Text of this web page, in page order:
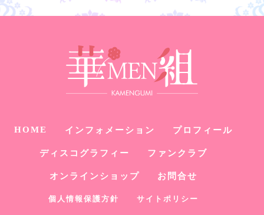
HOME インフォメーション プロフィール
ディスコグラフィー ファンクラブ
オンラインショップ お問合せ
個人情報保護方針 サイトポリシー